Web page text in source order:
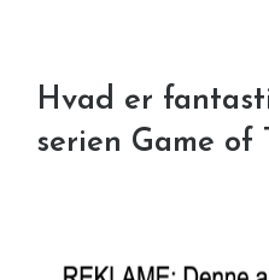
Hvad er
serien Game of